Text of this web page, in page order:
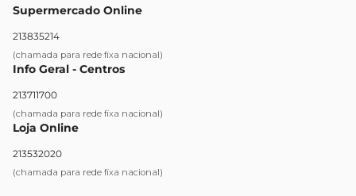
Supermercado Online
213835214
(chamada para rede fixa nacional)
Info Geral - Centros
213711700
(chamada para rede fixa nacional)
Loja Online
213532020
(chamada para rede fixa nacional)